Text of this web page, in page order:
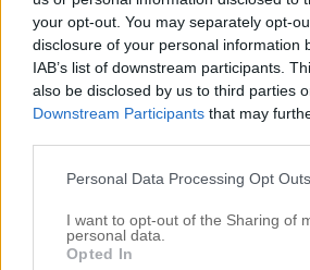
your opt-out. You may separately opt-
disclosure of your personal information
IAB’s list of downstream participants.
also be disclosed by us to third parties
Downstream Participants that may
Personal Data Processing Opt Outs
I want to opt-out of the Sharing of
personal data.
Opted In
fräscht?
4 juni, 2019
I ”Blond”
#hairtalk #hairtalk orange hår
hairtalk hår
#orange hår i solen
Kommentarer